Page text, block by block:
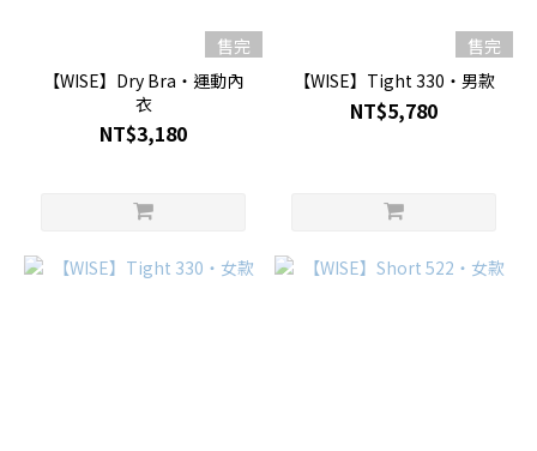
售完
【WISE】Dry Bra・運動內
衣
NT$3,180
售完
【WISE】Tight 330・男款
NT$5,780